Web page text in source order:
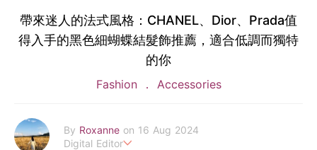
帶來迷人的法式風格：CHANEL、Dior、Prada值
得入手的黑色細蝴蝶結髮飾推薦，適合低調而獨特
的你
Fashion Accessories
By Roxanne on 16 Aug 2024
Digital Editor